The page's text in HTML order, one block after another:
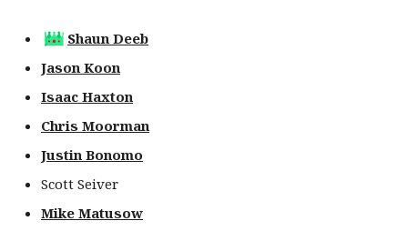
Shaun Deeb
Jason Koon
Isaac Haxton
Chris Moorman
Justin Bonomo
Scott Seiver
Mike Matusow